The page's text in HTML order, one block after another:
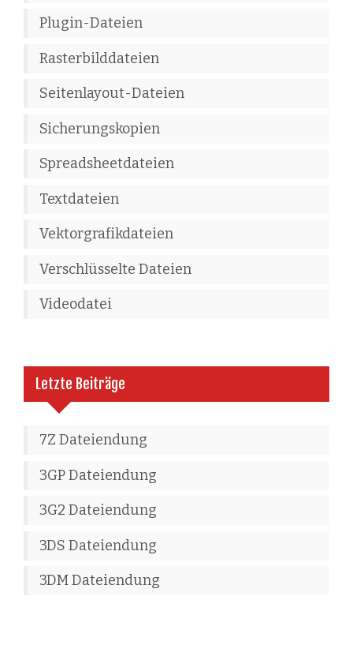
Plugin-Dateien
Rasterbilddateien
Seitenlayout-Dateien
Sicherungskopien
Spreadsheetdateien
Textdateien
Vektorgrafikdateien
Verschlüsselte Dateien
Videodatei
Letzte Beiträge
7Z Dateiendung
3GP Dateiendung
3G2 Dateiendung
3DS Dateiendung
3DM Dateiendung